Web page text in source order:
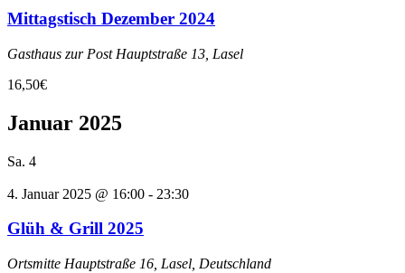
Mittagstisch Dezember 2024
Gasthaus zur Post Hauptstraße 13, Lasel
16,50€
Januar 2025
Sa. 4
4. Januar 2025 @ 16:00 - 23:30
Glüh & Grill 2025
Ortsmitte Hauptstraße 16, Lasel, Deutschland